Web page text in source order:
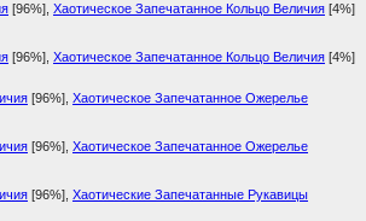
[96%] Хаотическое Запечатанное Кольцо Величия [4%]
[96%] Хаотическое Запечатанное Кольцо Величия [4%]
[96%] Хаотическое Запечатанное Ожерелье
[96%] Хаотическое Запечатанное Ожерелье
[96%] Хаотические Запечатанные Рукавицы